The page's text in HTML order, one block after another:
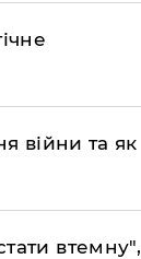
війни та як
втемну",